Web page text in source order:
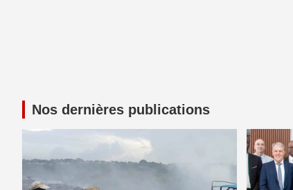
Nos dernières publications